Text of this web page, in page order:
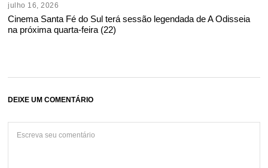
julho 16, 2026
Cinema Santa Fé do Sul terá sessão legendada de A Odisseia
na próxima quarta-feira (22)
DEIXE UM COMENTÁRIO